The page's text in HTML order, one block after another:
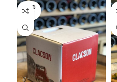
SOLD
OUT